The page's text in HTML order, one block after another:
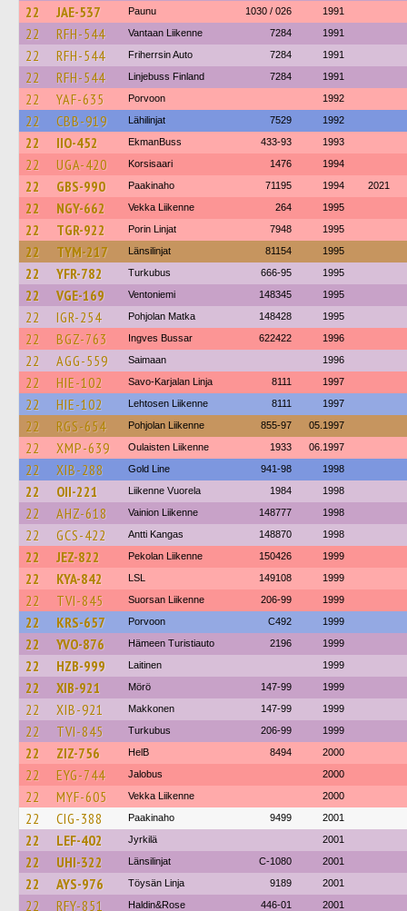
22 JAE-537 Paunu 1030 / 026 1991
22 RFH-544 Vantaan Liikenne 7284 1991
22 RFH-544 Friherrsin Auto 7284 1991
22 RFH-544 Linjebuss Finland 7284 1991
22 YAF-635 Porvoon 1992
22 CBB-919 Lähilinjat 7529 1992
22 IIO-452 EkmanBuss 433-93 1993
22 UGA-420 Korsisaari 1476 1994
22 GBS-990 Paakinaho 71195 1994 2021
22 NGY-662 Vekka Liikenne 264 1995
22 TGR-922 Porin Linjat 7948 1995
22 TYM-217 Länsilinjat 81154 1995
22 YFR-782 Turkubus 666-95 1995
22 VGE-169 Ventoniemi 148345 1995
22 IGR-254 Pohjolan Matka 148428 1995
22 BGZ-763 Ingves Bussar 622422 1996
22 AGG-559 Saimaan 1996
22 HIE-102 Savo-Karjalan Linja 8111 1997
22 HIE-102 Lehtosen Liikenne 8111 1997
22 RGS-654 Pohjolan Liikenne 855-97 05.1997
22 XMP-639 Oulaisten Liikenne 1933 06.1997
22 XIB-288 Gold Line 941-98 1998
22 OII-221 Liikenne Vuorela 1984 1998
22 AHZ-618 Vainion Liikenne 148777 1998
22 GCS-422 Antti Kangas 148870 1998
22 JEZ-822 Pekolan Liikenne 150426 1999
22 KYA-842 LSL 149108 1999
22 TVI-845 Suorsan Liikenne 206-99 1999
22 KRS-657 Porvoon C492 1999
22 YVO-876 Hämeen Turistiauto 2196 1999
22 HZB-999 Laitinen 1999
22 XIB-921 Mörö 147-99 1999
22 XIB-921 Makkonen 147-99 1999
22 TVI-845 Turkubus 206-99 1999
22 ZIZ-756 HelB 8494 2000
22 EYG-744 Jalobus 2000
22 MYF-605 Vekka Liikenne 2000
22 CIG-388 Paakinaho 9499 2001
22 LEF-402 Jyrkilä 2001
22 UHI-322 Länsilinjat C-1080 2001
22 AYS-976 Töysän Linja 9189 2001
22 RFY-851 Haldin&Rose 446-01 2001